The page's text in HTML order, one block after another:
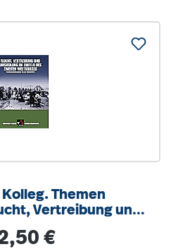
Themen
Vertreibung und
Preis:
€